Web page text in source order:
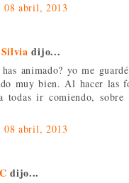
08 abril, 2013
dijo...
animado? yo me
muy bien. Al hacer las
todas ir comiendo,
08 abril, 2013
dijo...